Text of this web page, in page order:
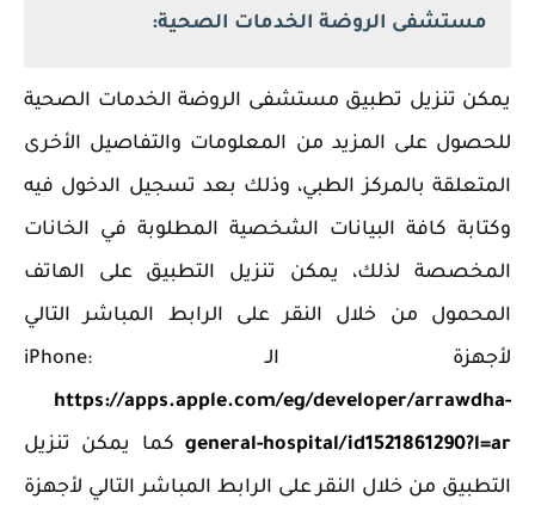
مستشفى الروضة الخدمات الصحية:
يمكن تنزيل تطبيق مستشفى الروضة الخدمات الصحية
للحصول على المزيد من المعلومات والتفاصيل الأخرى
المتعلقة بالمركز الطبي، وذلك بعد تسجيل الدخول فيه
وكتابة كافة البيانات الشخصية المطلوبة في الخانات
المخصصة لذلك، يمكن تنزيل التطبيق على الهاتف
المحمول من خلال النقر على الرابط المباشر التالي
لأجهزة الـ iPhone:
https://apps.apple.com/eg/developer/arrawdha-
general-hospital/id1521861290?l=ar كما يمكن تنزيل
التطبيق من خلال النقر على الرابط المباشر التالي لأجهزة